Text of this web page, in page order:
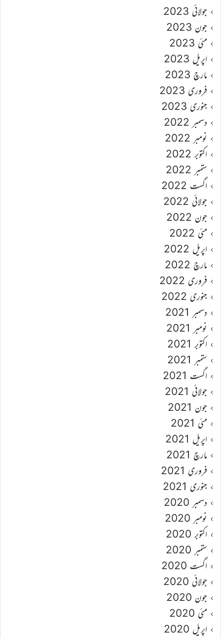
جولائی 2023
جون 2023
مئی 2023
اپریل 2023
مارچ 2023
فروری 2023
جنوری 2023
دسمبر 2022
نومبر 2022
اکتوبر 2022
ستمبر 2022
اگست 2022
جولائی 2022
جون 2022
مئی 2022
اپریل 2022
مارچ 2022
فروری 2022
جنوری 2022
دسمبر 2021
نومبر 2021
اکتوبر 2021
ستمبر 2021
اگست 2021
جولائی 2021
جون 2021
مئی 2021
اپریل 2021
مارچ 2021
فروری 2021
جنوری 2021
دسمبر 2020
نومبر 2020
اکتوبر 2020
ستمبر 2020
اگست 2020
جولائی 2020
جون 2020
مئی 2020
اپریل 2020